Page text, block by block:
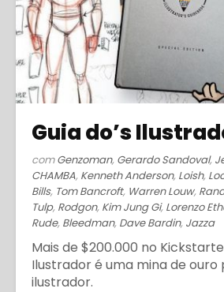
Guia do’s
comGenzoman, Gerardo Sandoval,
CHAMBA, Kenneth Anderson, Loish,
Bills, Tom Bancroft, Warren Louw,
Tulp, Rodgon, Kim Jung Gi, Lorenzo
Rude, Bleedman, Dave Bardin, Jazza
Mais de $200.000 no
Ilustrador é uma mina de ouro
ilustrador.